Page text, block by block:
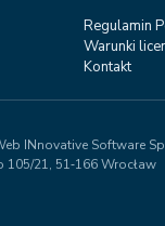
Regulamin
Warunki
Kontakt
INnovative Software
21, 51‑166 Wrocław